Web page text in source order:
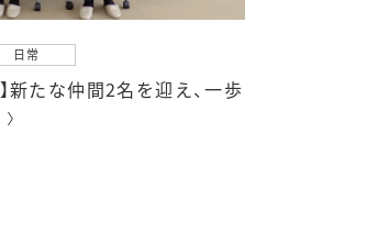
日常
新たな仲間2名を迎え、一歩